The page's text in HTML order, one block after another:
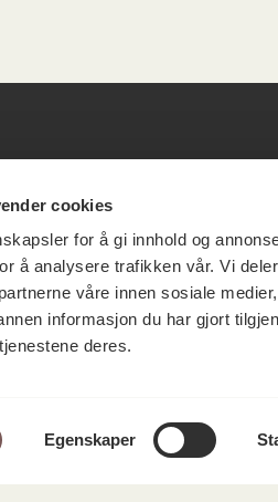
cookies
for å gi innhold og
å analysere trafikken vår. Vi
våre innen sosiale
informasjon du har gjort
deres.
Egenskaper
Terrasse 11
Løkkeveien,
Oslo